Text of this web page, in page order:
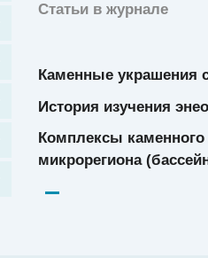
Статьи в журнале
Каменные украшения
История изучения
Комплексы каменного
микрорегиона